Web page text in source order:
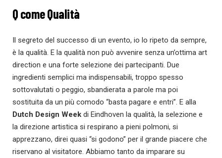
Q come Qualità
Il segreto del successo di un evento, io lo ripeto da sempre,
è la qualità. E la qualità non può avvenire senza un’ottima art
direction e una forte selezione dei partecipanti. Due
ingredienti semplici ma indispensabili, troppo spesso
sottovalutati o peggio, sbandierata a parole ma poi
sostituita da un più comodo “basta pagare e entri”. E alla
Dutch Design Week di Eindhoven la qualità, la selezione e
la direzione artistica si respirano a pieni polmoni, si
apprezzano, direi quasi “si godono” per il grande piacere che
riservano al visitatore. Abbiamo tanto da imparare su